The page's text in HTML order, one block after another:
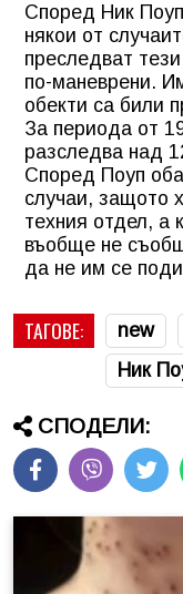
Според Ник
някои от
преследват
по-маневрени.
обекти са били
За периода от
разследва над
Според Поуп
случаи, защото
техния отдел, а
въобще не
да не им се
ТАГОВЕ: new
Ник
СПОДЕЛИ: